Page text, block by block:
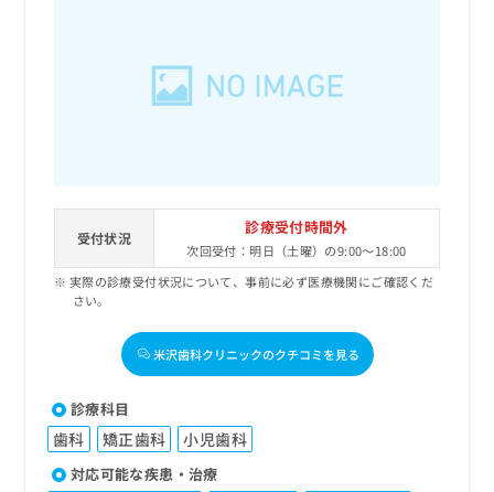
受付状況
診療受付時間外
次回受付：明日（土曜）の9:00～18:00
実際の診療受付状況について、事前に必ず医療機関にご確認くだ
さい。
米沢歯科クリニックのクチコミを見る
診療科目
歯科 矯正歯科 小児歯科
対応可能な疾患・治療